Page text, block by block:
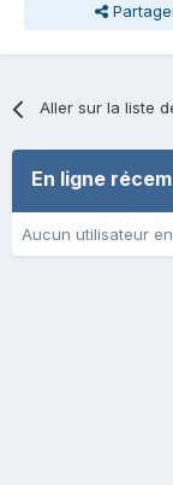
Aller sur la liste
En ligne
Aucun utilisateur